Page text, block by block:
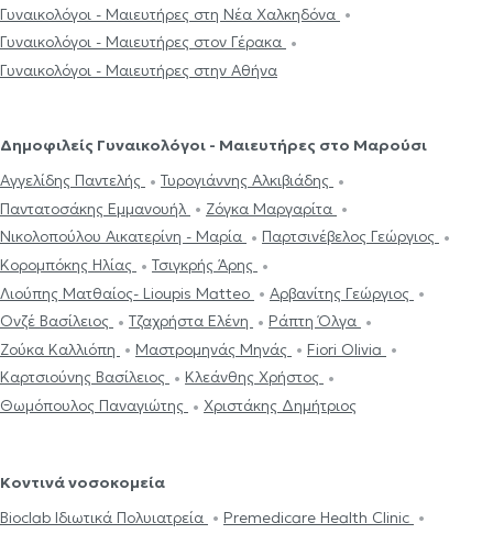
Γυναικολόγοι - Μαιευτήρες στη Νέα Χαλκηδόνα
Γυναικολόγοι - Μαιευτήρες στον Γέρακα
Γυναικολόγοι - Μαιευτήρες στην Αθήνα
Δημοφιλείς Γυναικολόγοι - Μαιευτήρες στο Μαρούσι
Αγγελίδης Παντελής
Τυρογιάννης Αλκιβιάδης
Παντατοσάκης Εμμανουήλ
Ζόγκα Μαργαρίτα
Νικολοπούλου Αικατερίνη - Μαρία
Παρτσινέβελος Γεώργιος
Κορομπόκης Ηλίας
Τσιγκρής Άρης
Λιούπης Ματθαίος- Lioupis Matteo
Αρβανίτης Γεώργιος
Ονζέ Βασίλειος
Τζαχρήστα Ελένη
Ράπτη Όλγα
Ζούκα Καλλιόπη
Μαστρομηνάς Μηνάς
Fiori Olivia
Καρτσιούνης Βασίλειος
Κλεάνθης Χρήστος
Θωμόπουλος Παναγιώτης
Χριστάκης Δημήτριος
Κοντινά νοσοκομεία
Bioclab Ιδιωτικά Πολυιατρεία
Premedicare Health Clinic